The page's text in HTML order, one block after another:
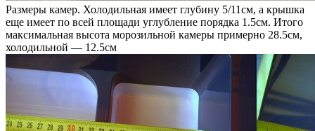
Размеры камер. Холодильная имеет глубину 5/11см, а крышка
еще имеет по всей площади углубление порядка 1.5см. Итого
максимальная высота морозильной камеры примерно 28.5см,
холодильной — 12.5см